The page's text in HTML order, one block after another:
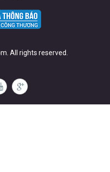
All rights reserved.